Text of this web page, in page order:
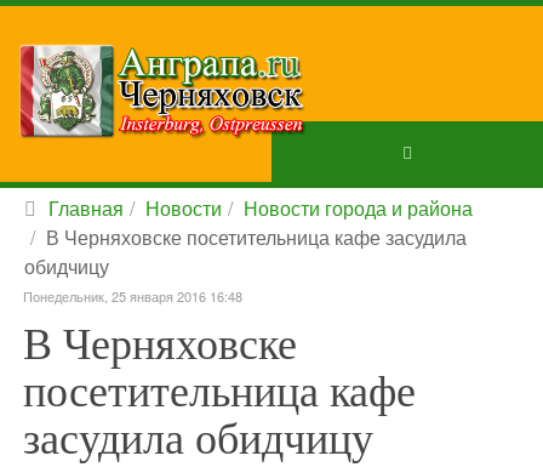
Главная Новости
Новости города и района
В Черняховске посетительница кафе засудила
обидчицу
Понедельник, 25 января 2016 16:48
В Черняховске
посетительница кафе
засудила обидчицу